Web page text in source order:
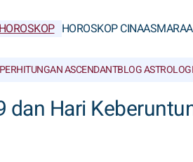
HOROSKOP CINAASMARA
ASCENDANTBLOG ASTROLOGI
dan Hari